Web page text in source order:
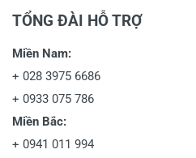
TỔNG ĐÀI HỖ TRỢ
Miền Nam:
+ 028 3975 6686
+ 0933 075 786
Miền Bắc:
+ 0941 011 994